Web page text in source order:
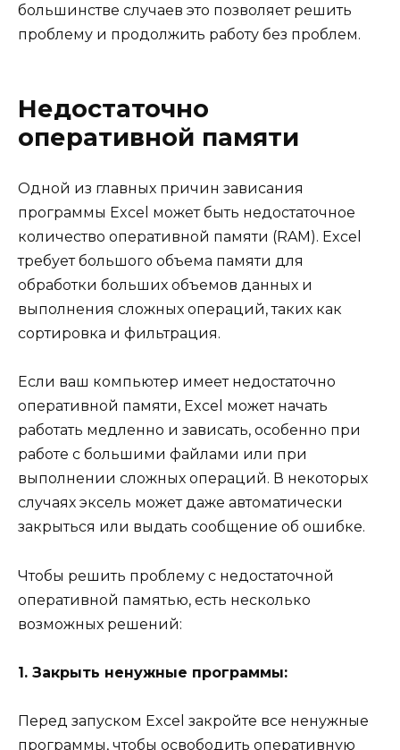
большинстве случаев это позволяет решить
проблему и продолжить работу без проблем.
Недостаточно
оперативной памяти
Одной из главных причин зависания
программы Excel может быть недостаточное
количество оперативной памяти (RAM). Excel
требует большого объема памяти для
обработки больших объемов данных и
выполнения сложных операций, таких как
сортировка и фильтрация.
Если ваш компьютер имеет недостаточно
оперативной памяти, Excel может начать
работать медленно и зависать, особенно при
работе с большими файлами или при
выполнении сложных операций. В некоторых
случаях эксель может даже автоматически
закрыться или выдать сообщение об ошибке.
Чтобы решить проблему с недостаточной
оперативной памятью, есть несколько
возможных решений:
1. Закрыть ненужные программы:
Перед запуском Excel закройте все ненужные
программы, чтобы освободить оперативную